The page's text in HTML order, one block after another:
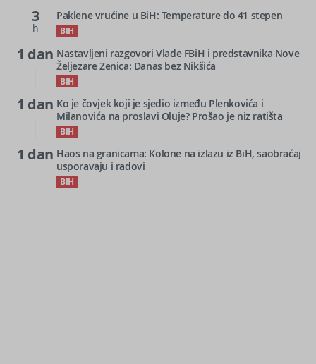
3
h
Paklene vrućine u BiH: Temperature do 41 stepen
BIH
1 dan Nastavljeni razgovori Vlade FBiH i predstavnika Nove
Željezare Zenica: Danas bez Nikšića
BIH
1 dan Ko je čovjek koji je sjedio između Plenkovića i
Milanovića na proslavi Oluje? Prošao je niz ratišta
BIH
1 dan Haos na granicama: Kolone na izlazu iz BiH, saobraćaj
usporavaju i radovi
BIH